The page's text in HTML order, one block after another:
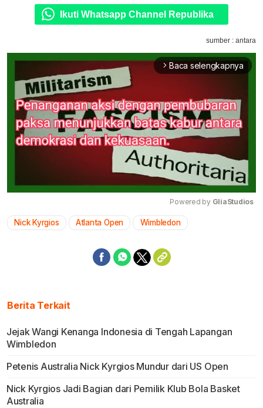
Ikuti Whatsapp Channel Republika
sumber : antara
arrow_forward_ios Baca selengkapnya
Powered by GliaStudios
Nick Kyrgios Atlanta Open Wimbledon
Berita Terkait
Jejak Wangi Kenanga Indonesia di Tengah Lapangan
Wimbledon
Petenis Australia Nick Kyrgios Mundur dari US Open
Nick Kyrgios Jadi Bagian dari Pemilik Klub Bola Basket
Australia